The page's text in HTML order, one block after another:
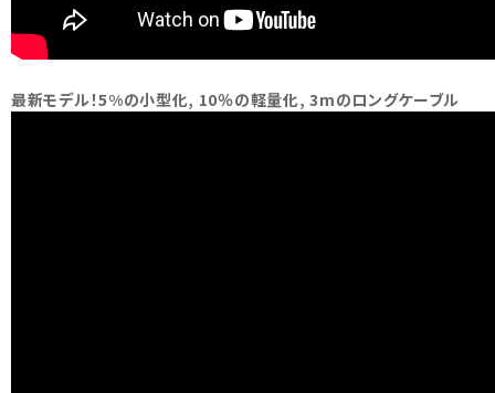
最新モデル！5%の小型化, 10％の軽量化, 3mのロングケーブル